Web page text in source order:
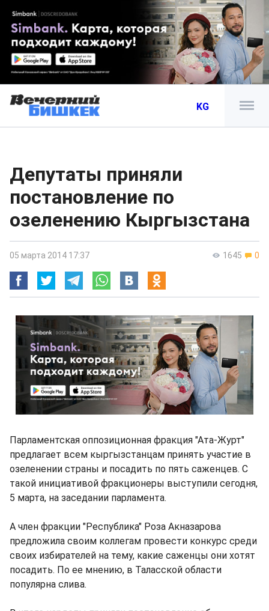
KG
Депутаты приняли
постановление по
озеленению Кыргызстана
1645 0
05 марта 2014 17:37
Парламентская оппозиционная фракция "Ата-Журт"
предлагает всем кыргызстанцам принять участие в
озеленении страны и посадить по пять саженцев. С
такой инициативой фракционеры выступили сегодня,
5 марта, на заседании парламента.
А член фракции "Республика" Роза Акназарова
предложила своим коллегам провести конкурс среди
своих избирателей на тему, какие саженцы они хотят
посадить. По ее мнению, в Таласской области
популярна слива.